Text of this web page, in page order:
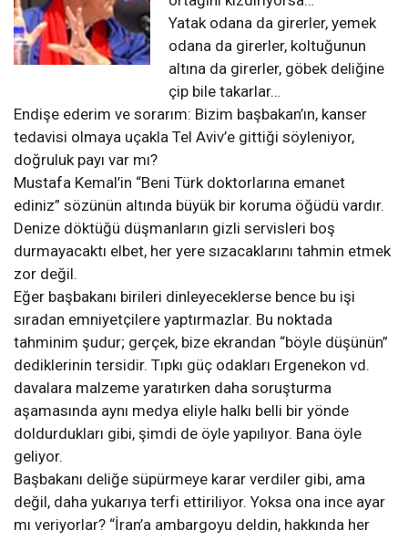
Yatak odana da girerler, yemek
odana da girerler, koltuğunun
altına da girerler, göbek deliğine
çip bile takarlar…
​Endişe ederim ve sorarım: Bizim başbakan’ın, kanser
tedavisi olmaya uçakla Tel Aviv’e gittiği söyleniyor,
doğruluk payı var mı?
Mustafa Kemal’in “Beni Türk doktorlarına emanet
ediniz” sözünün altında büyük bir koruma öğüdü vardır.
Denize döktüğü düşmanların gizli servisleri boş
durmayacaktı elbet, her yere sızacaklarını tahmin etmek
zor değil.
Eğer başbakanı birileri dinleyeceklerse bence bu işi
sıradan emniyetçilere yaptırmazlar. Bu noktada
tahminim şudur; gerçek, bize ekrandan “böyle düşünün”
dediklerinin tersidir. Tıpkı güç odakları Ergenekon vd.
davalara malzeme yaratırken daha soruşturma
aşamasında aynı medya eliyle halkı belli bir yönde
doldurdukları gibi, şimdi de öyle yapılıyor. Bana öyle
geliyor.
Başbakanı deliğe süpürmeye karar verdiler gibi, ama
değil, daha yukarıya terfi ettiriliyor. Yoksa ona ince ayar
mı veriyorlar? “İran’a ambargoyu deldin, hakkında her